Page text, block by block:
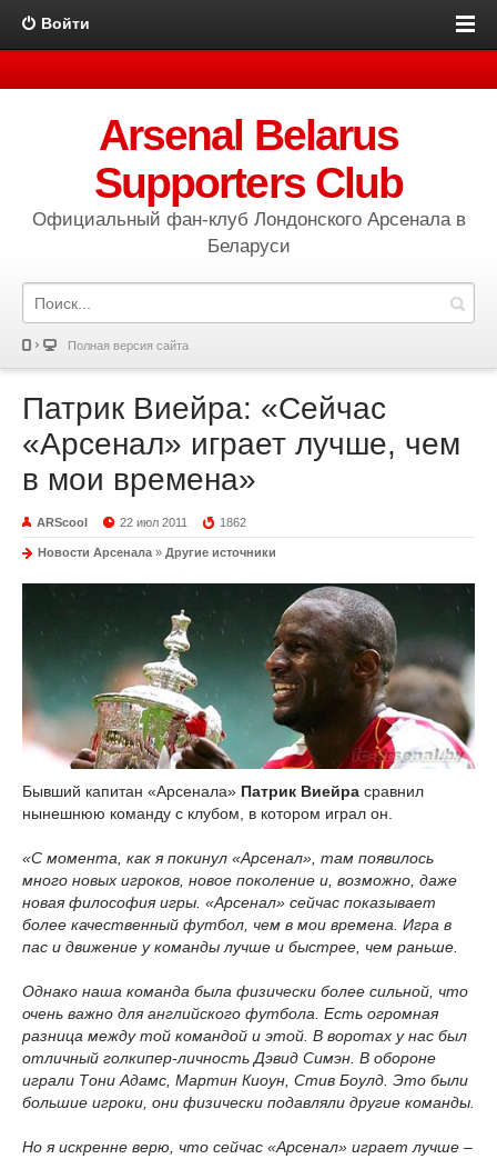
Войти
Arsenal Belarus
Supporters Club
Официальный фан-клуб Лондонского Арсенала в
Беларуси
Полная версия сайта
Патрик Виейра: «Сейчас
«Арсенал» играет лучше, чем
в мои времена»
ARScool 22 июл 2011 1862
Новости Арсенала » Другие источники
Бывший капитан «Арсенала» Патрик Виейра сравнил
нынешнюю команду с клубом, в котором играл он.
«С момента, как я покинул «Арсенал», там появилось
много новых игроков, новое поколение и, возможно, даже
новая философия игры. «Арсенал» сейчас показывает
более качественный футбол, чем в мои времена. Игра в
пас и движение у команды лучше и быстрее, чем раньше.
Однако наша команда была физически более сильной, что
очень важно для английского футбола. Есть огромная
разница между той командой и этой. В воротах у нас был
отличный голкипер-личность Дэвид Симэн. В обороне
играли Тони Адамс, Мартин Киоун, Стив Боулд. Это были
большие игроки, они физически подавляли другие команды.
Но я искренне верю, что сейчас «Арсенал» играет лучше –